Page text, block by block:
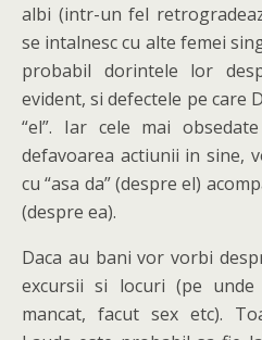
albi (intr-un fel
se intalnesc cu alte femei
probabil dorintele lor
evident, si defectele pe care
“el”. Iar cele mai
defavoarea actiunii in sine,
cu “asa da” (despre el)
(despre ea).
Daca au bani vor vorbi
excursii si locuri (pe
mancat, facut sex etc).